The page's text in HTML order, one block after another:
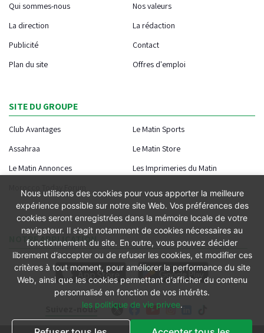
Suivez-nous
Qui sommes-nous
Nos valeurs
La direction
La rédaction
Publicité
Contact
Plan du site
Offres d'emploi
SITE DU GROUPE
Club Avantages
Le Matin Sports
Assahraa
Le Matin Store
Le Matin Annonces
Les Imprimeries du Matin
Morocco Today Forum
NOTRE APPLICATION
Nous utilisons des cookies pour vous apporter la meilleure
expérience possible sur notre site Web. Vos préférences des
cookies seront enregistrées dans la mémoire locale de votre
navigateur. Il s’agit notamment de cookies nécessaires au
fonctionnement du site. En outre, vous pouvez décider
librement d’accepter ou de refuser les cookies, et modifier ces
critères à tout moment, pour améliorer la performance du site
Web, ainsi que les cookies permettant d’afficher du contenu
personnalisé en fonction de vos intérêts.
les politique de vie privee.